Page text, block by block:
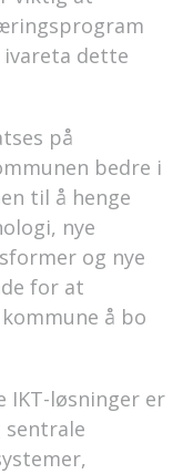
dette
på
bedre i
til å henge
nye
og nye
for at
å bo
IKT-løsninger er